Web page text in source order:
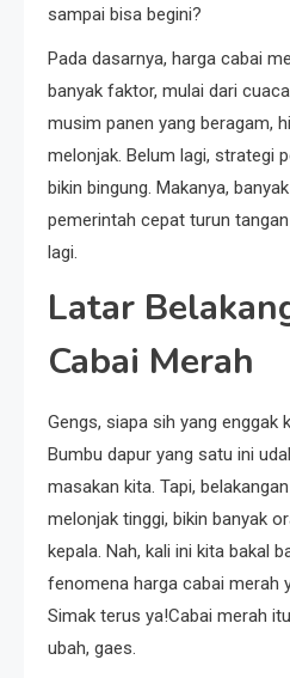
sampai bisa begini?
Pada dasarnya, harga cabai
banyak faktor, mulai dari
musim panen yang beragam,
melonjak. Belum lagi, strategi
bikin bingung. Makanya,
pemerintah cepat turun
lagi.
Latar
Cabai Merah
Gengs, siapa sih yang enggak
Bumbu dapur yang satu ini
masakan kita. Tapi,
melonjak tinggi, bikin banyak
kepala. Nah, kali ini kita bakal
fenomena harga cabai merah
Simak terus ya!Cabai merah
ubah, gaes.